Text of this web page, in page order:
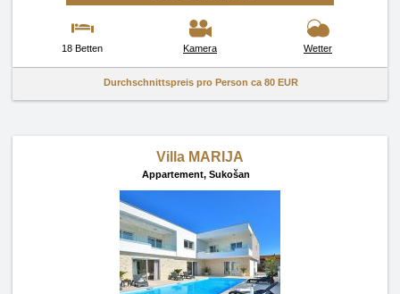
18 Betten Kamera Wetter
Durchschnittspreis pro Person ca 80 EUR
Villa MARIJA
Appartement, Sukošan